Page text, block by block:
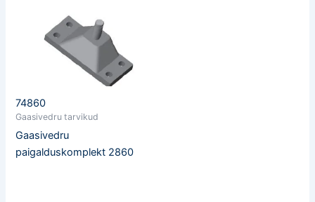
74860
Gaasivedru tarvikud
Gaasivedru
paigalduskomplekt 2860